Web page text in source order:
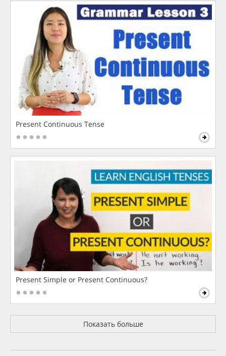
Present Continuous Tense
Present Simple or Present Continuous?
Показать больше